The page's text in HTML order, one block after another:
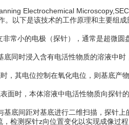
Electrochemical
以下是该技术的工作原理和主要组成
小的电极（探针），通常是超微圆
时浸入含有电活性物质的溶液中时
其电位控制在氧化电位，则基底产
时，本体溶液中电活性物质向探针
间距对基底进行二维扫描，探针上
检测探针z向位置变化以实现成像过程